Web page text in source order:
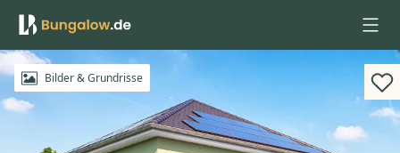
Anmelden
Bilder & Grundrisse